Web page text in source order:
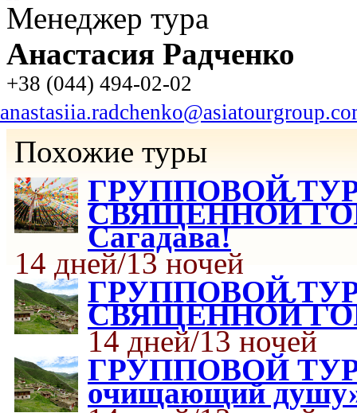
Менеджер тура
Анастасия Радченко
+38 (044) 494-02-02
Похожие туры
ГРУППОВОЙ
СВЯЩЕННОЙ
Сагадава!
14 дней/13 ночей
ГРУППОВОЙ
СВЯЩЕННОЙ
14 дней/13 ночей
ГРУППОВОЙ ТУР
очищающий